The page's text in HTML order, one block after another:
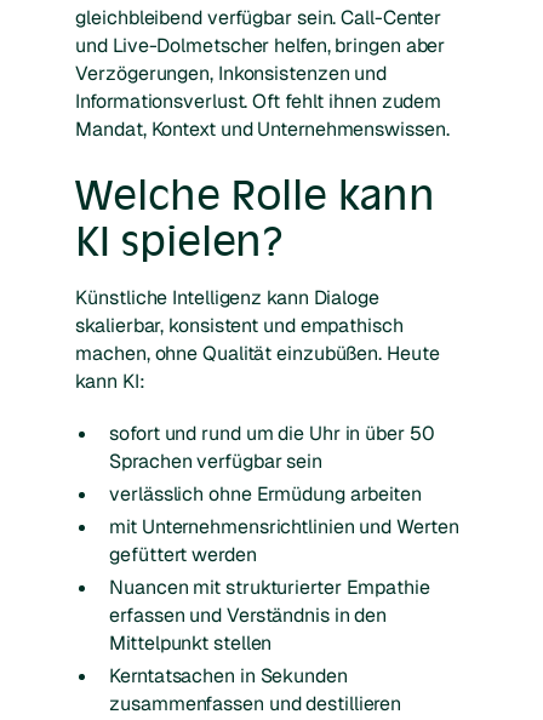
gleichbleibend verfügbar sein. Call-Center
und Live-Dolmetscher helfen, bringen aber
Verzögerungen, Inkonsistenzen und
Informationsverlust. Oft fehlt ihnen zudem
Mandat, Kontext und Unternehmenswissen.
Welche Rolle kann
KI spielen?
Künstliche Intelligenz kann Dialoge
skalierbar, konsistent und empathisch
machen, ohne Qualität einzubüßen. Heute
kann KI:
sofort und rund um die Uhr in über 50
Sprachen verfügbar sein
verlässlich ohne Ermüdung arbeiten
mit Unternehmensrichtlinien und Werten
gefüttert werden
Nuancen mit strukturierter Empathie
erfassen und Verständnis in den
Mittelpunkt stellen
Kerntatsachen in Sekunden
zusammenfassen und destillieren